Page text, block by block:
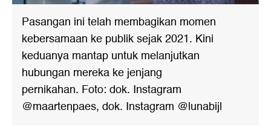
Pasangan ini telah membagikan momen
kebersamaan ke publik sejak 2021. Kini
keduanya mantap untuk melanjutkan
hubungan mereka ke jenjang
pernikahan. Foto: dok. Instagram
@maartenpaes, dok. Instagram @lunabijl